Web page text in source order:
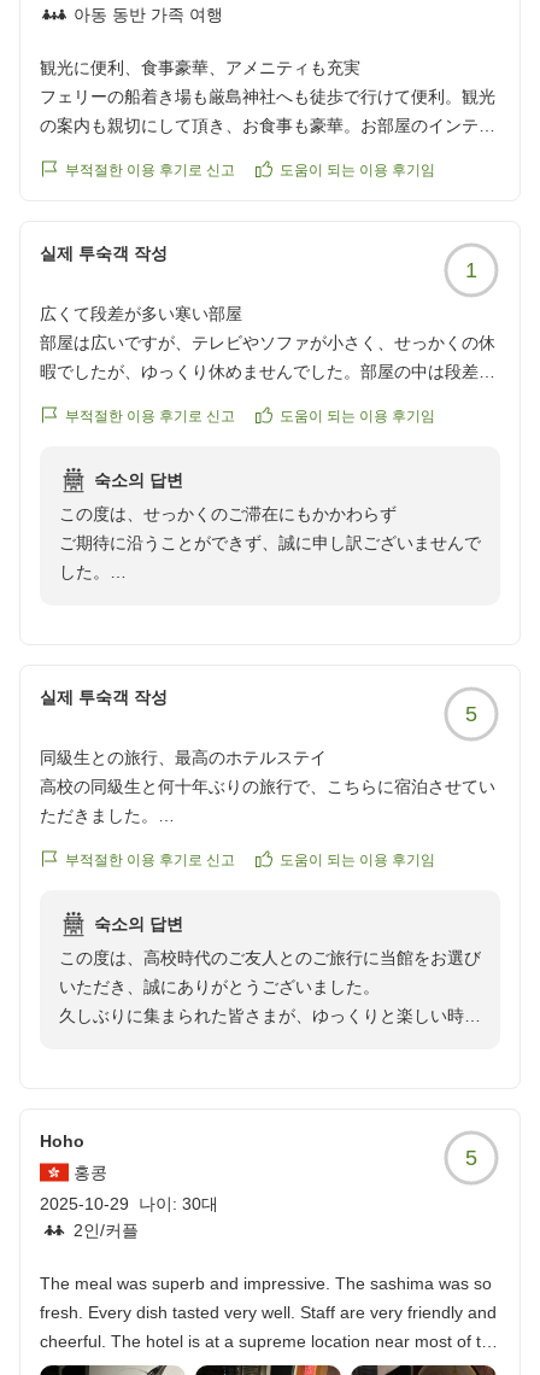
아동 동반 가족 여행
観光に便利、食事豪華、アメニティも充実
フェリーの船着き場も厳島神社へも徒歩で行けて便利。観光
の案内も親切にして頂き、お食事も豪華。お部屋のインテリ
レード。海の見える大浴場が故障で入れなかったことだけが
부적절한 이용 후기로 신고 도움이 되는 이용 후기임
실제 투숙객 작성
1
広くて段差が多い寒い部屋
部屋は広いですが、テレビやソファが小さく、せっかくの休
暇でしたが、ゆっくり休めませんでした。部屋の中は段差が
くて食事を楽しめませんでした。部屋も寒かったです。良か
クチコミの詳細はこちらから
https://review.travel.rakuten.co.jp/hotel/voice/80778?
reviewId=33123476560894
부적절한 이용 후기로 신고 도움이 되는 이용 후기임
숙소의 답변
この度は、せっかくのご滞在にもかかわらず
ご期待に沿うことができず、誠に申し訳ございませんで
した。
また段差が多くご不安なお気持ちにさせてしまいました
安全面への配慮が行き届いておらず、重ねてお詫び申し
上げます。
いただけず、お食事もお楽しみいただけなかったとのこ
本来、快適な空間と心安らぐ時間をご提供すべきところ
このような結果となり、誠に申し訳ございません。
そのような中でも、景色やご到着時のスタッフ対応につ
す。
貴重なお時間を割いて率直なご意見をお寄せいただき、
誠にありがとうございました。
上に活かしてまいります。
厳島いろは 支配人 山口誠
실제 투숙객 작성
5
同級生との旅行、最高のホテルステイ
高校の同級生と何十年ぶりの旅行で、こちらに宿泊させてい
ただきました。
大満足の滞在になりました。
おつまみなど自由にいただきながら、話に花を咲かせる事が
出来ました。お部屋も素敵で居心地が最高でした。大浴場の
露天風呂は鳥居と星を眺める事ができます。本当に何日も滞
在したいくらい
他の画像やクチコミの詳細はこちらから
https://review.travel.rakuten.co.jp/hotel/voice/80778?
부적절한 이용 후기로 신고 도움이 되는 이용 후기임
숙소의 답변
この度は、高校時代のご友人とのご旅行に当館をお選び
いただき、誠にありがとうございました。
久しぶりに集まられた皆さまが、ゆっくりと楽しい時間
ラウンジでのおしゃべりのひとときや、お部屋での滞
在、大浴場の露天風呂からの景色まで
お楽しみいただけたとのこと、大変光栄でございます。
これからも、皆さまに気持ちよく過ごしていただけるよ
再びお会いできる日を、スタッフ一同、心よりお待ちし
ております。
Hoho
홍콩
2025-10-29
나이: 30대
2인/커플
5
The meal was superb and impressive. The sashima was so
fresh. Every dish tasted very well. Staff are very friendly and
cheerful. The hotel is at a supreme location near most of the
shops. Overall, we enjoyed our stay so much.